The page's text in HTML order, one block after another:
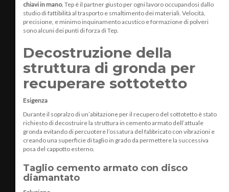
chiavi in mano, Tep è il partner giusto per ogni lavoro occupandosi dallo
studio di fattibilità al trasporto e smaltimento dei materiali. Velocità,
precisione, e minimo inquinamento acustico e formazione di polveri
sono alcuni dei punti di forza di Tep.
Decostruzione della
struttura di gronda per
recuperare sottotetto
Esigenza
Durante il sopralzo di un’abitazione per il recupero del sottotetto è stato
richiesto di decostruire la struttura in cemento armato dell’attuale
gronda evitando di percuotere l’ossatura del fabbricato con vibrazioni e
creando una superficie di taglio in grado da permettere la successiva
posa del cappotto esterno.
Taglio cemento armato con disco
diamantato